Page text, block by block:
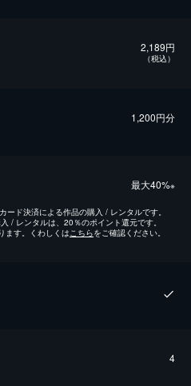
2,189円
（税込）
1,200円分
最⼤40%※
ド決済による作品の購入 / レンタルです。
/ レンタルは、20％のポイント還元です。
ます。くわしくはこちらをご確認ください。
4